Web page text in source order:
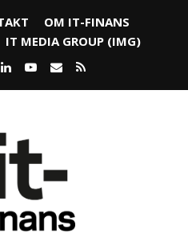
OM IT-FINANS
IT MEDIA GROUP (IMG)